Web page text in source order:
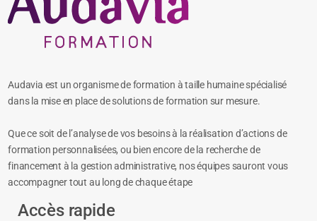
Audavia est un organisme de formation à taille humaine spécialisé
dans la mise en place de solutions de formation sur mesure.
Que ce soit de l’analyse de vos besoins à la réalisation d’actions de
formation personnalisées, ou bien encore de la recherche de
financement à la gestion administrative, nos équipes sauront vous
accompagner tout au long de chaque étape
Accès rapide